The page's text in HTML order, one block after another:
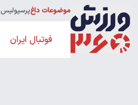
موضوعات داغپرسپولیس
فوتبال ایران